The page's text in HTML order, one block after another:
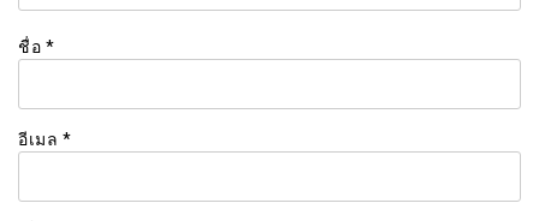
ชื่อ *
อีเมล *